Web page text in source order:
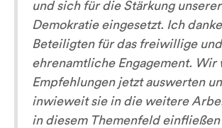
und sich für die Stärkung unserer
Demokratie eingesetzt. Ich
Beteiligten für das freiwillige und
ehrenamtliche Engagement. Wir
Empfehlungen jetzt auswerten
inwieweit sie in die weitere
in diesem Themenfeld einfließen